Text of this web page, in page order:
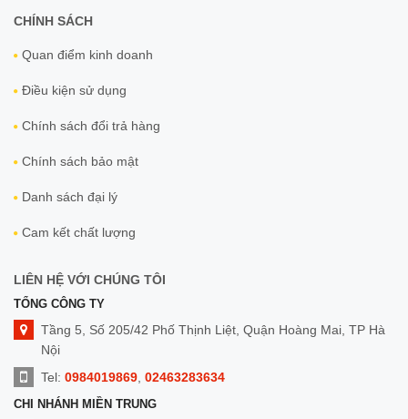
CHÍNH SÁCH
Quan điểm kinh doanh
Điều kiện sử dụng
Chính sách đổi trả hàng
Chính sách bảo mật
Danh sách đại lý
Cam kết chất lượng
LIÊN HỆ VỚI CHÚNG TÔI
TỔNG CÔNG TY
Tầng 5, Số 205/42 Phố Thịnh Liệt, Quận Hoàng Mai, TP Hà
Nội
Tel: 0984019869 02463283634
CHI NHÁNH MIỀN TRUNG